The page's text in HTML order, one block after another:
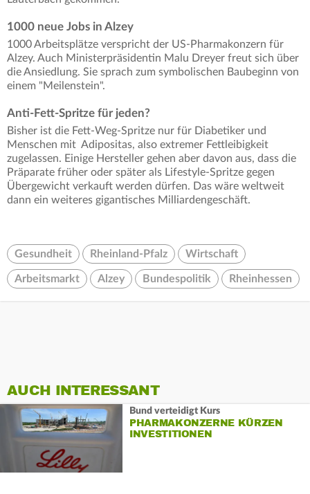
1000 neue Jobs in Alzey
1000 Arbeitsplätze verspricht der US-Pharmakonzern für
Alzey. Auch Ministerpräsidentin Malu Dreyer freut sich über
die Ansiedlung. Sie sprach zum symbolischen Baubeginn von
einem "Meilenstein".
Anti-Fett-Spritze für jeden?
Bisher ist die Fett-Weg-Spritze nur für Diabetiker und
Menschen mit Adipositas, also extremer Fettleibigkeit
zugelassen. Einige Hersteller gehen aber davon aus, dass die
Präparate früher oder später als Lifestyle-Spritze gegen
Übergewicht verkauft werden dürfen. Das wäre weltweit
dann ein weiteres gigantisches Milliardengeschäft.
Gesundheit Rheinland-Pfalz Wirtschaft
Arbeitsmarkt Alzey Bundespolitik Rheinhessen
AUCH INTERESSANT
Bund verteidigt Kurs
PHARMAKONZERNE KÜRZEN
INVESTITIONEN